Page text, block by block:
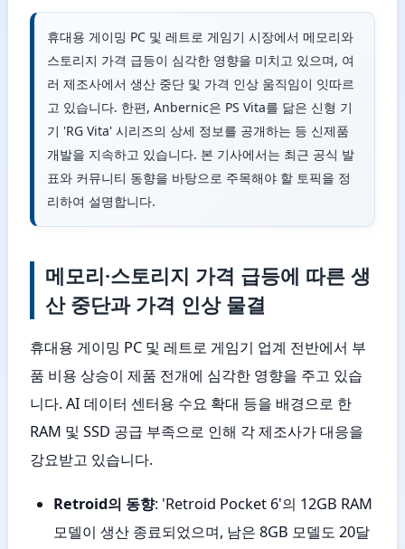
휴대용 게이밍 PC 및 레트로 게임기 시장에서 메모리와
스토리지 가격 급등이 심각한 영향을 미치고 있으며, 여
러 제조사에서 생산 중단 및 가격 인상 움직임이 잇따르
고 있습니다. 한편, Anbernic은 PS Vita를 닮은 신형 기
기 'RG Vita' 시리즈의 상세 정보를 공개하는 등 신제품
개발을 지속하고 있습니다. 본 기사에서는 최근 공식 발
표와 커뮤니티 동향을 바탕으로 주목해야 할 토픽을 정
리하여 설명합니다.
메모리·스토리지 가격 급등에 따른 생
산 중단과 가격 인상 물결
휴대용 게이밍 PC 및 레트로 게임기 업계 전반에서 부
품 비용 상승이 제품 전개에 심각한 영향을 주고 있습
니다. AI 데이터 센터용 수요 확대 등을 배경으로 한
RAM 및 SSD 공급 부족으로 인해 각 제조사가 대응을
강요받고 있습니다.
Retroid의 동향: 'Retroid Pocket 6'의 12GB RAM
모델이 생산 종료되었으며, 남은 8GB 모델도 20달